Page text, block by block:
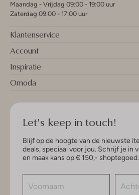
Maandag - Vrijdag 09:00 - 19:00 uur
Zaterdag 09:00 - 17:00 uur
Klantenservice
Account
Inspiratie
Omoda
Let's keep in touch!
Blijf op de hoogte van de nieuwste
deals, speciaal voor jou. Schrijf je in
en maak kans op € 150,- shoptegoed.